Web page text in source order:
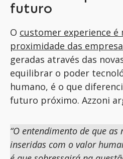
futuro
O customer experience é
proximidade das
geradas através das
equilibrar o poder
humano, é o que
futuro próximo. Azzoni
“O entendimento de que as
inseridas com o valor